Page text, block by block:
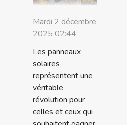
Mardi 2 décembre
2025 02:44
Les panneaux
solaires
représentent une
véritable
révolution pour
celles et ceux qui